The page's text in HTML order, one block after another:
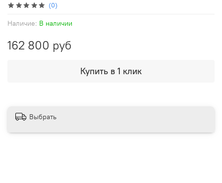
(0)
Наличие: В наличии
162 800 руб
Купить в 1 клик
Выбрать